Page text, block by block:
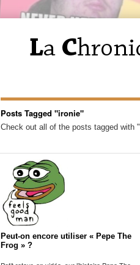
Posts Tagged "ironie"
Check out all of the posts tagged with
Peut-on encore utiliser « Pepe The
Frog » ?